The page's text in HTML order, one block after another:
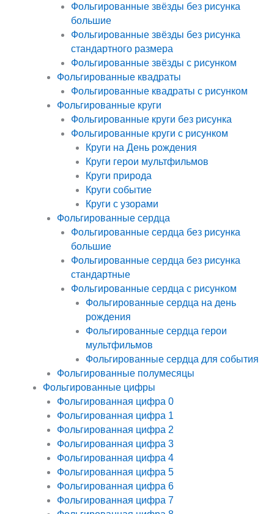
Фольгированные звёзды без рисунка
большие
Фольгированные звёзды без рисунка
стандартного размера
Фольгированные звёзды с рисунком
Фольгированные квадраты
Фольгированные квадраты с рисунком
Фольгированные круги
Фольгированные круги без рисунка
Фольгированные круги с рисунком
Круги на День рождения
Круги герои мультфильмов
Круги природа
Круги событие
Круги с узорами
Фольгированные сердца
Фольгированные сердца без рисунка
большие
Фольгированные сердца без рисунка
стандартные
Фольгированные сердца с рисунком
Фольгированные сердца на день
рождения
Фольгированные сердца герои
мультфильмов
Фольгированные сердца для события
Фольгированные полумесяцы
Фольгированные цифры
Фольгированная цифра 0
Фольгированная цифра 1
Фольгированная цифра 2
Фольгированная цифра 3
Фольгированная цифра 4
Фольгированная цифра 5
Фольгированная цифра 6
Фольгированная цифра 7